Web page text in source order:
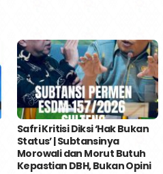
Safri Kritisi Diksi ‘Hak Bukan
Status’ | Subtansinya
Morowali dan Morut Butuh
Kepastian DBH, Bukan Opini